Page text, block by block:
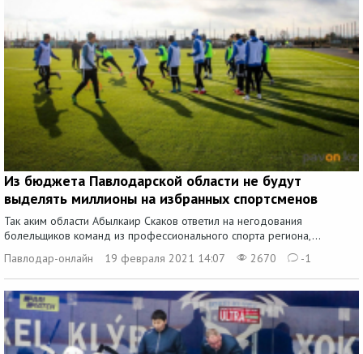
Из бюджета Павлодарской области не будут
выделять миллионы на избранных спортсменов
Так аким области Абылкаир Скаков ответил на негодования
болельщиков команд из профессионального спорта региона,...
Павлодар-онлайн
19 февраля 2021 14:07 2670 -1